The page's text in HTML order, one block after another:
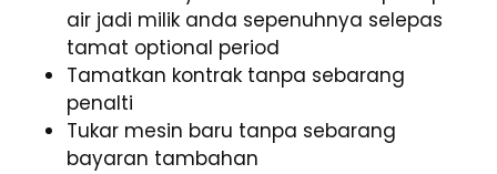
air jadi milik anda sepenuhnya selepas
tamat optional period
Tamatkan kontrak tanpa sebarang
penalti
Tukar mesin baru tanpa sebarang
bayaran tambahan